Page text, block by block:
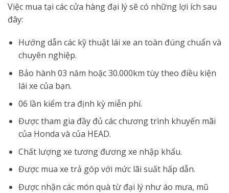
Việc mua tại các cửa hàng đại lý sẽ có những lợi ích sau
đây:
Hướng dẫn các kỹ thuật lái xe an toàn đúng chuẩn và
chuyên nghiệp.
Bảo hành 03 năm hoặc 30.000km tùy theo điều kiện
lái xe của bạn.
06 lần kiểm tra định kỳ miễn phí.
Được tham gia đầy đủ các chương trình khuyến mãi
của Honda và của HEAD.
Chất lượng xe tương đương xe nhập khẩu.
Được mua xe trả góp với mức lãi suất hấp dẫn.
Được nhận các món quà từ đại lý như áo mưa, mũ